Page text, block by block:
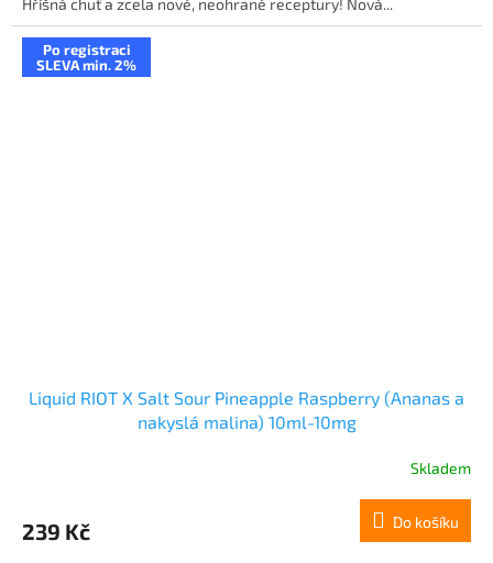
Hříšná chuť a zcela nové, neohrané receptury! Nová...
Po registraci
SLEVA min. 2%
Liquid RIOT X Salt Sour Pineapple Raspberry (Ananas a
nakyslá malina) 10ml-10mg
Skladem
239 Kč Do košíku